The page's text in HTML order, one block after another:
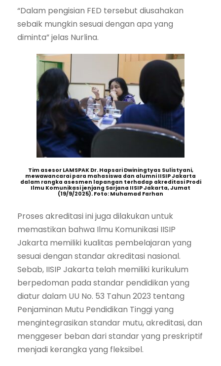
“Dalam pengisian FED tersebut diusahakan
sebaik mungkin sesuai dengan apa yang
diminta” jelas Nurlina.
Tim asesor LAMSPAK Dr. Hapsari Dwiningtyas Sulistyani,
mewawancarai para mahasiswa dan alumni IISIP Jakarta
dalam rangka asesmen lapangan terhadap akreditasi Prodi
Ilmu Komunikasi jenjang Sarjana IISIP Jakarta, Jumat
(19/9/2025). Foto: Muhamad Farhan
Proses akreditasi ini juga dilakukan untuk
memastikan bahwa Ilmu Komunikasi IISIP
Jakarta memiliki kualitas pembelajaran yang
sesuai dengan standar akreditasi nasional.
Sebab, IISIP Jakarta telah memiliki kurikulum
berpedoman pada standar pendidikan yang
diatur dalam UU No. 53 Tahun 2023 tentang
Penjaminan Mutu Pendidikan Tinggi yang
mengintegrasikan standar mutu, akreditasi, dan
menggeser beban dari standar yang preskriptif
menjadi kerangka yang fleksibel.